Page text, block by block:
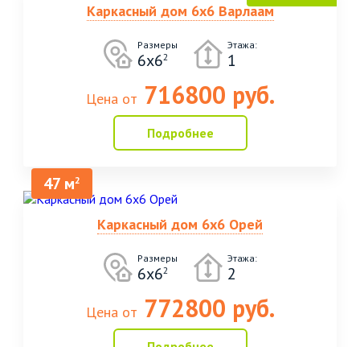
Каркасный дом 6х6 Варлаам
Размеры
6х62
Этажа:
1
Цена от 716800 руб.
Подробнее
47 м2
Каркасный дом 6х6 Орей
Размеры
6х62
Этажа:
2
Цена от 772800 руб.